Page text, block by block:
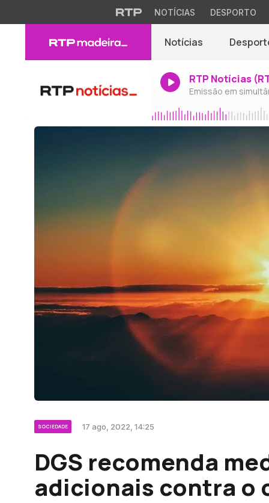
NOTÍCIAS DESPORTO
Notícias
RTP Notícias
Emissão em
SOCIEDADE 17 ago, 2022, 14:25
DGS recomenda
adicionais contra o